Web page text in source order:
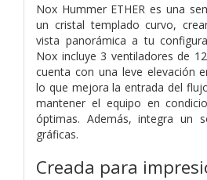
Nox Hummer ETHER es una
un cristal templado curvo,
vista panorámica a tu
Nox incluye 3 ventiladores de
cuenta con una leve elevación
lo que mejora la entrada del
mantener el equipo en
óptimas. Además, integra un
gráficas.
Creada para